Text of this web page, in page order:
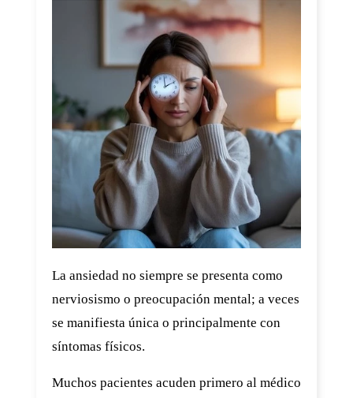
La ansiedad no siempre se presenta como
nerviosismo o preocupación mental; a veces
se manifiesta única o principalmente con
síntomas físicos.
Muchos pacientes acuden primero al médico